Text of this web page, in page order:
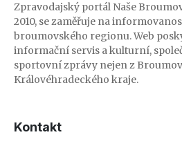
Zpravodajský portál Naše
2010, se zaměřuje na
broumovského regionu. Web
informační servis a kulturní,
sportovní zprávy nejen z
Královéhradeckého kraje.
Kontakt